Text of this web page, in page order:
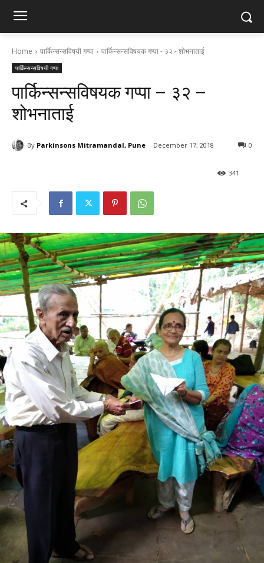
Home पार्किन्सन्सविषयी गप्पा पार्किन्सन्सविषयक गप्पा - ३२ - शोभनाताई
पार्किन्सन्सविषयी गप्पा
पार्किन्सन्सविषयक गप्पा – ३२ –
शोभनाताई
By Parkinsons Mitramandal, Pune December 17, 2018 0
341